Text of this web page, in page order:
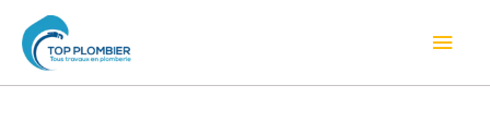
contenu